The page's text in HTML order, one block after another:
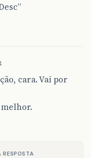
cara. Vai por
melhor.
RESPOSTA